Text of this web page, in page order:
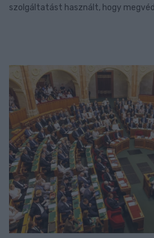
szolgáltatást használt, hogy